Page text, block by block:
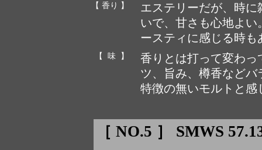
【 香り 】
エステリーだが、時
いで、甘さも心地よ
ースティに感じる時も
【 味 】
香りとは打って変わ
ツ、旨み、樽香など
特徴の無いモルトと感
［ NO.5 ］ SMWS